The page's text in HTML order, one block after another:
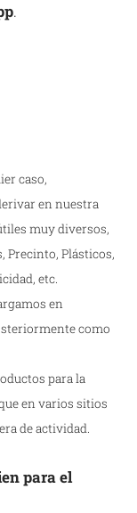
.
caso,
en nuestra
muy diversos,
Precinto, Plásticos,
etc.
en
como
para la
en varios sitios
de actividad.
para el